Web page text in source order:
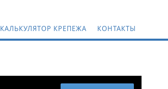
КАЛЬКУЛЯТОР КРЕПЕЖА КОНТАКТЫ